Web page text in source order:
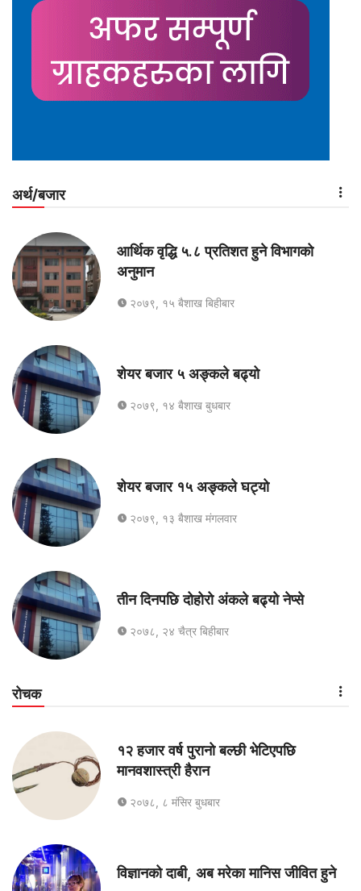
अर्थ/बजार
आर्थिक वृद्धि ५.८ प्रतिशत हुने विभागको
अनुमान
२०७९, १५ बैशाख बिहीबार
शेयर बजार ५ अङ्कले बढ्यो
२०७९, १४ बैशाख बुधबार
शेयर बजार १५ अङ्कले घट्यो
२०७९, १३ बैशाख मंगलवार
तीन दिनपछि दोहोरो अंकले बढ्यो नेप्से
२०७८, २४ चैत्र बिहीबार
रोचक
१२ हजार वर्ष पुरानो बल्छी भेटिएपछि
मानवशास्त्री हैरान
२०७८, ८ मंसिर बुधबार
विज्ञानको दाबी, अब मरेका मानिस जीवित हुने